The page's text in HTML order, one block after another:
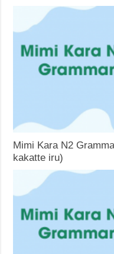
Mimi Kara N2
kakatte iru)